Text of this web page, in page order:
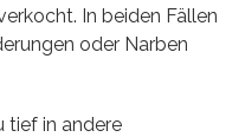
In beiden Fällen
oder Narben
tief in andere